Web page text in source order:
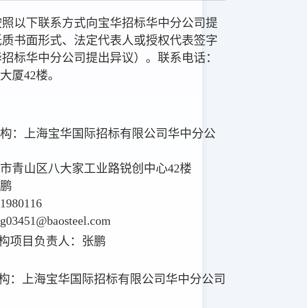
以下联系方式向宝华招标华中分公司提
书面形式、法定代表人或授权代表签字
标华中分公司提出异议）。联系电话：
厦42楼。
：上海宝华国际招标有限公司华中分公
青山区八大家工业路锐创中心42楼
项目负责人：张鹏
：上海宝华国际招标有限公司华中分公司